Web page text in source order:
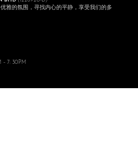
雅的氛围，寻找内心的平静，享受我们的多
– 7: 30PM